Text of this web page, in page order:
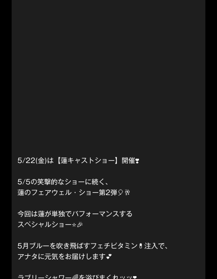
5/22(金)は【蓮キャストショー】開催❣️
5/5の笑撃的なショーに続く、
蓮のフェアウェル・ショー第2弾🎈🥂
今回は蓮が単独でパフォーマンスする
スペシャルショー⭐️🎉
5月ブルーを吹き飛ばすフェチビタミン💊注入で、
アナタに元気をお届けします💕